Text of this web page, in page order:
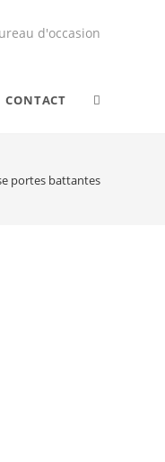
d'occasion
CONTACT
portes battantes